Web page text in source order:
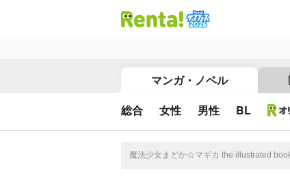
マンガ・ノベル
総合 女性 男性 BL